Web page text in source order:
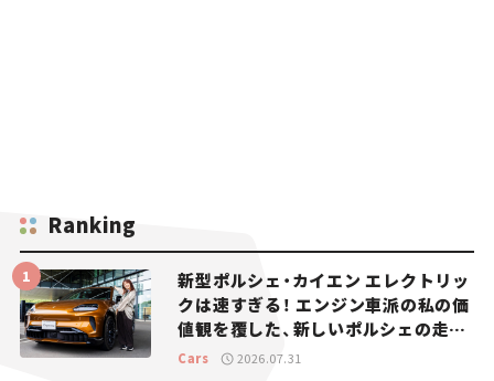
Ranking
新型ポルシェ・カイエン エレクトリッ
クは速すぎる！ エンジン車派の私の価
値観を覆した、新しいポルシェの走
り。
Cars 2026.07.31